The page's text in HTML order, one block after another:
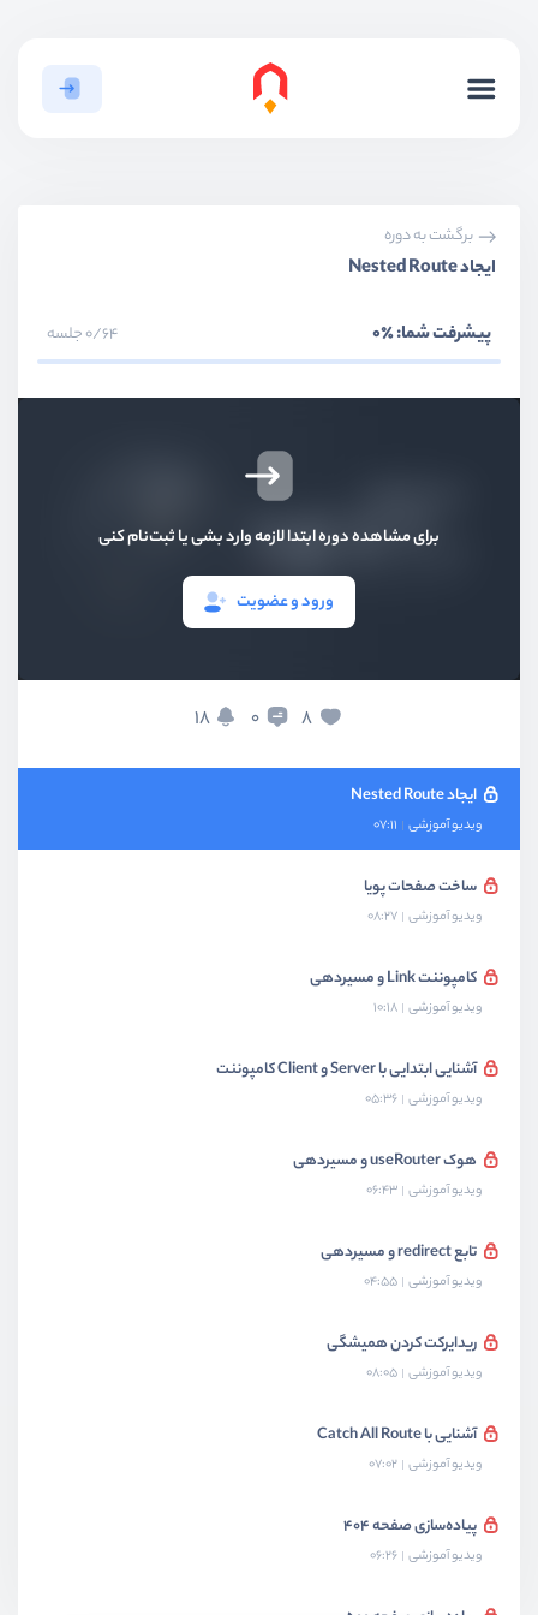
برگشت به دوره
ایجاد Nested Route
پیشرفت شما:٪0 0/64 جلسه
برای مشاهده دوره ابتدا لازمه وارد بشی یا ثبت‌نام کنی
ورود و عضویت
8
0
18
بخش دوم روش App Router
ویدیو آموزشی
ایجاد Nested Route
ویدیو آموزشی 07:11
ساخت صفحات پویا
ویدیو آموزشی 08:27
کامپوننت Link و مسیردهی
ویدیو آموزشی 10:18
آشنایی ابتدایی با Server و Client کامپوننت
ویدیو آموزشی 05:36
هوک useRouter و مسیردهی
ویدیو آموزشی 06:43
تابع redirect و مسیردهی
ویدیو آموزشی 04:55
ریدایرکت کردن همیشگی
ویدیو آموزشی 08:05
آشنایی با Catch All Route
ویدیو آموزشی 07:02
پیاده‌سازی صفحه 404
ویدیو آموزشی 06:26